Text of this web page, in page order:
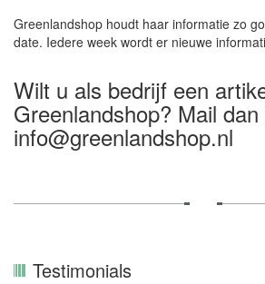
Greenlandshop houdt haar informatie zo
date. Iedere week wordt er nieuwe
Wilt u als bedrijf een
Greenlandshop? Mail
info@greenlandshop.nl
Testimonials